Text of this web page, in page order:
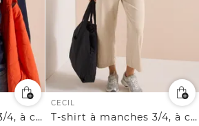
T-shirt à manches 3/4, à capuche et avec des motifs imprimés
CECIL
T-shirt à manches 3/4, à capuche et avec des motifs imprimés